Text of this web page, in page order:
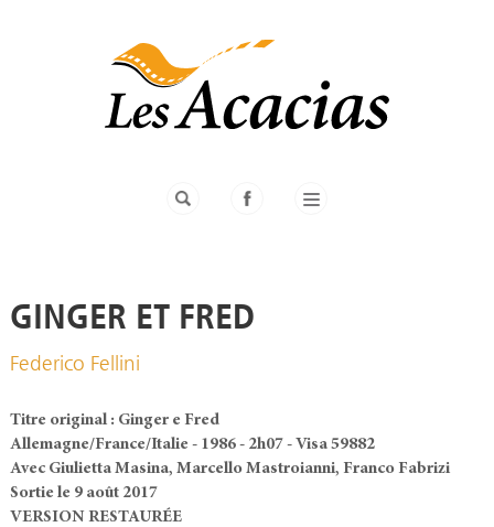
GINGER ET FRED
Federico Fellini
Titre original : Ginger e Fred
Allemagne/France/Italie - 1986 - 2h07 - Visa 59882
Avec Giulietta Masina, Marcello Mastroianni, Franco Fabrizi
Sortie le 9 août 2017
VERSION RESTAURÉE